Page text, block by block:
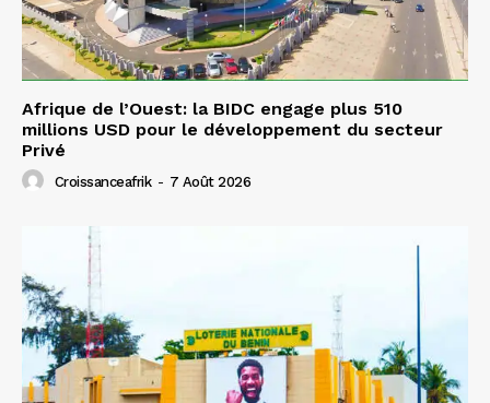
Afrique de l’Ouest: la BIDC engage plus 510
millions USD pour le développement du secteur
Privé
Croissanceafrik - 7 Août 2026